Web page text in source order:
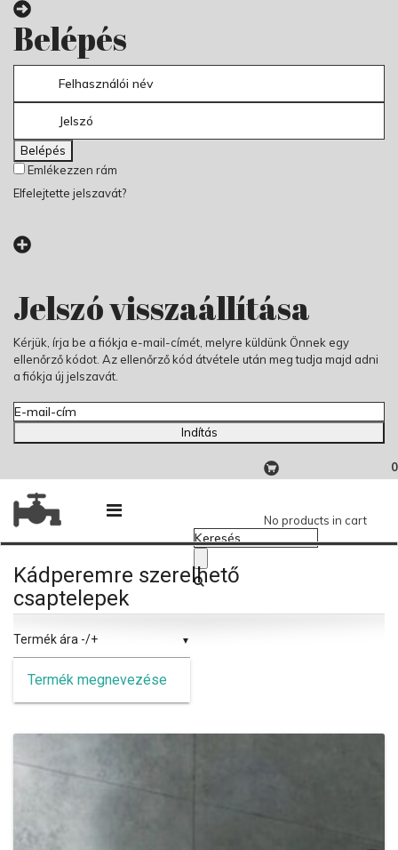
Belépés
Belépés
Emlékezzen rám
Elfelejtette jelszavát?
Jelszó visszaállítása
Kérjük, írja be a fiókja e-mail-címét, melyre küldünk Önnek egy
ellenőrző kódot. Az ellenőrző kód átvétele után meg tudja majd adni
a fiókja új jelszavát.
Indítás
0
No products in cart
Kádperemre szerelhető
csaptelepek
Termék ára -/+
Termék megnevezése